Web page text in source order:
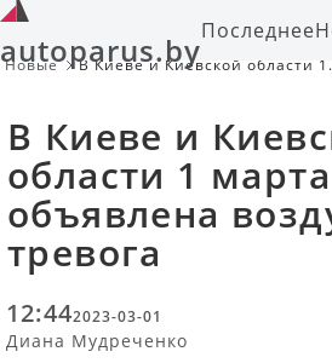
autoparus.byПоследнее
Новые
В Киеве и Киевской области 1
В Киеве и
области 1 марта
объявлена
тревога
12:442023-03-01
Диана Мудреченко